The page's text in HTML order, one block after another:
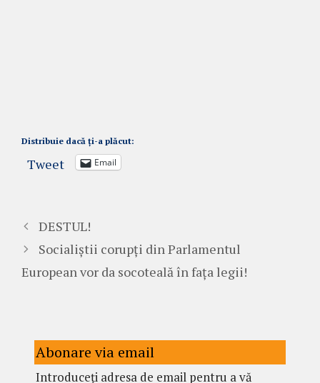
Distribuie dacă ți-a plăcut:
Tweet Email
DESTUL!
Socialiștii corupți din Parlamentul
European vor da socoteală în fața legii!
Abonare via email
Introduceți adresa de email pentru a vă